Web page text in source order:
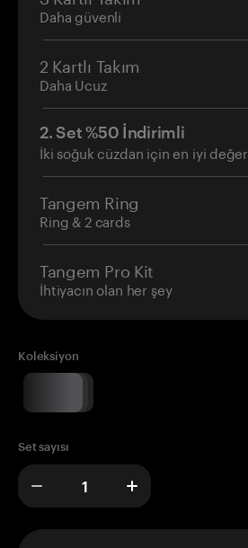
Daha güvenli
2 Kartlı Takım
Daha Ucuz
2. Set %50 İndirimli
İki soğuk cüzdan için en iyi değer
Tangem Ring
Ring & 2 cards
Tangem Pro Kit
İhtiyacın olan her şey
Koleksiyon
Set sayısı